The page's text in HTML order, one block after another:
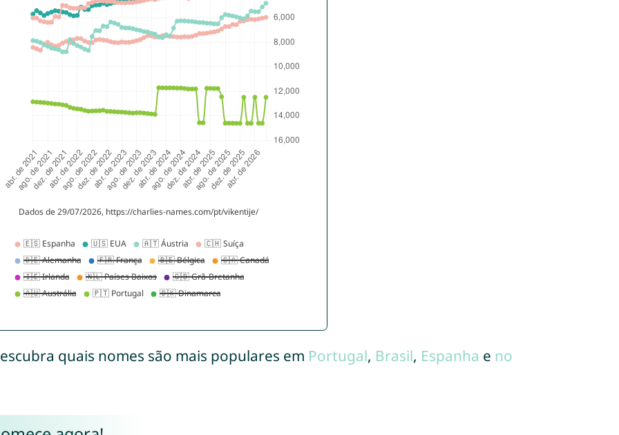
quais nomes são mais populares em Portugal, Brasil, Espanha e no